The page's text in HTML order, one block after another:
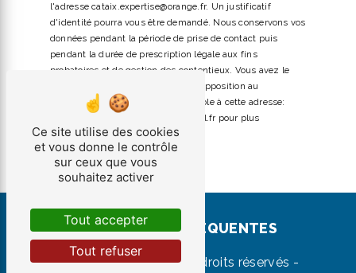
l'adresse cataix.expertise@orange.fr. Un justificatif
d'identité pourra vous être demandé. Nous conservons vos
données pendant la période de prise de contact puis
pendant la durée de prescription légale aux fins
probatoires et de gestion des contentieux. Vous avez le
droit de vous inscrire sur la liste d'opposition au
démarchage téléphonique, disponible à cette adresse:
. Consultez le site cnil.fr pour plus
d’informations sur vos droits.
RECHERCHES FRÉQUENTES
©Vistalid- 2026 - Tous droits réservés -
Ce site utilise des cookies
et vous donne le contrôle
sur ceux que vous
souhaitez activer
Tout accepter
Tout refuser